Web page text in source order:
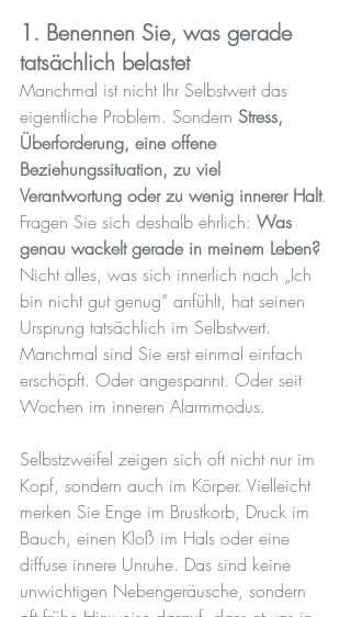
1. Benennen Sie, was gerade
tatsächlich belastet
Manchmal ist nicht Ihr Selbstwert das
eigentliche Problem. Sondern Stress,
Überforderung, eine offene
Beziehungssituation, zu viel
Verantwortung oder zu wenig innerer Halt.
Fragen Sie sich deshalb ehrlich: Was
genau wackelt gerade in meinem Leben?
Nicht alles, was sich innerlich nach „Ich
bin nicht gut genug“ anfühlt, hat seinen
Ursprung tatsächlich im Selbstwert.
Manchmal sind Sie erst einmal einfach
erschöpft. Oder angespannt. Oder seit
Wochen im inneren Alarmmodus.
Selbstzweifel zeigen sich oft nicht nur im
Kopf, sondern auch im Körper. Vielleicht
merken Sie Enge im Brustkorb, Druck im
Bauch, einen Kloß im Hals oder eine
diffuse innere Unruhe. Das sind keine
unwichtigen Nebengeräusche, sondern